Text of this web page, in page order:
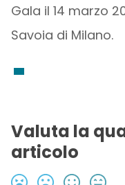
Gala il 14 marzo
Savoia di Milano.
Valuta la
articolo